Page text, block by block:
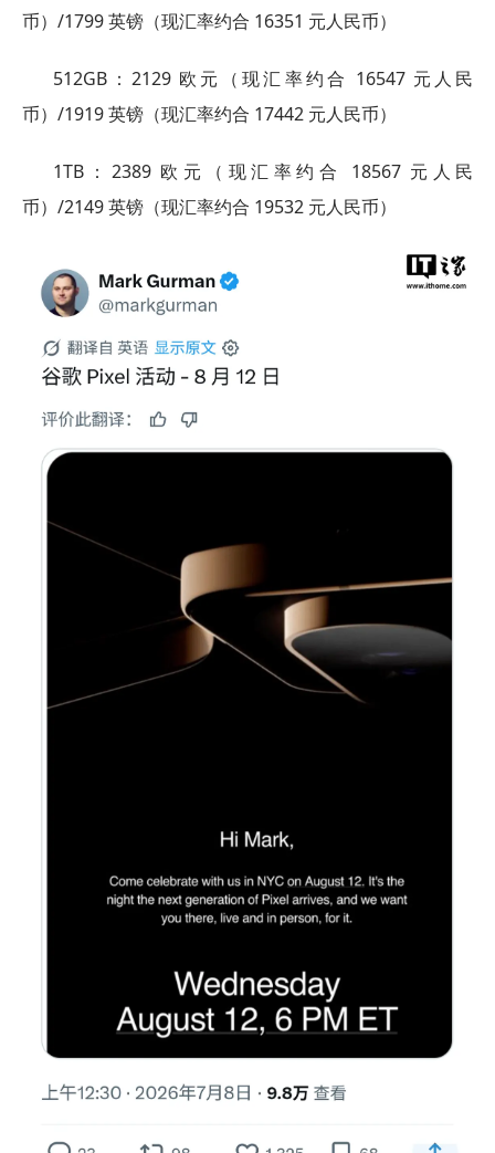
币）/1799 英镑（现汇率约合 16351 元人民币）
512GB：2129 欧元（现汇率约合 16547 元人民
币）/1919 英镑（现汇率约合 17442 元人民币）
1TB：2389 欧元（现汇率约合 18567 元人民
币）/2149 英镑（现汇率约合 19532 元人民币）